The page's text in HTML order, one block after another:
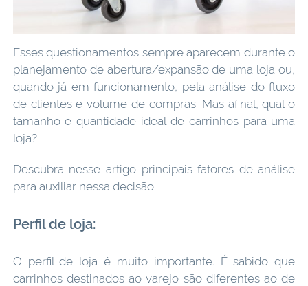
Esses questionamentos sempre aparecem durante o
planejamento de abertura/expansão de uma loja ou,
quando já em funcionamento, pela análise do fluxo
de clientes e volume de compras. Mas afinal, qual o
tamanho e quantidade ideal de carrinhos para uma
loja?
Descubra nesse artigo principais fatores de análise
para auxiliar nessa decisão.
Perfil de loja:
O perfil de loja é muito importante. É sabido que
carrinhos destinados ao varejo são diferentes ao de